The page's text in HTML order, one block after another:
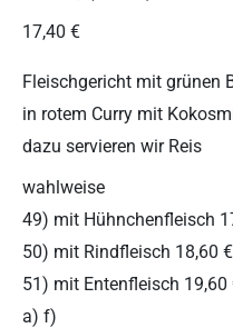
17,40 €
Fleischgericht mit grünen
in rotem Curry mit
dazu servieren wir Reis
wahlweise
49) mit Hühnchenfleisch
50) mit Rindfleisch 18,60 €
51) mit Entenfleisch 19,60
a) f)